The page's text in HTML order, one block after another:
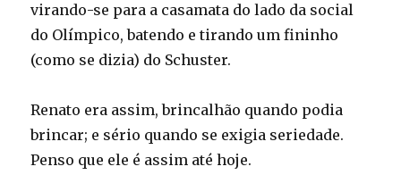
virando-se para a casamata do lado da social
do Olímpico, batendo e tirando um fininho
(como se dizia) do Schuster.
Renato era assim, brincalhão quando podia
brincar; e sério quando se exigia seriedade.
Penso que ele é assim até hoje.